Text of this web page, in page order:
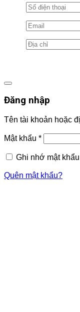
Đăng nhập
Tên tài khoản hoặc
Mật khẩu *
Ghi nhớ mật khẩu
Quên mật khẩu?